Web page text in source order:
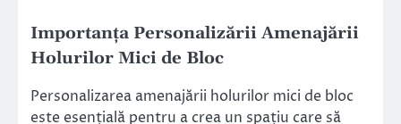
Importanța Personalizării Amenajării
Holurilor Mici de Bloc
Personalizarea amenajării holurilor mici de bloc
este esențială pentru a crea un spațiu care să